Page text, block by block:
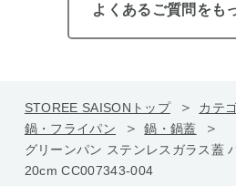
よくあるご質問をも
STOREE SAISONトップ カテ
鍋・フライパン
鍋・鍋蓋
グリーンパン ステンレスガラス蓋
20cm CC007343-004